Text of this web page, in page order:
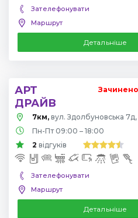
Зателефонувати
Маршрут
Детальніше
АРТ
ДРАЙВ
Зачинено
7км, вул. Здолбуновська 7д,
Пн-Пт 09:00 – 18:00
2 відгуків
Зателефонувати
Маршрут
Детальніше